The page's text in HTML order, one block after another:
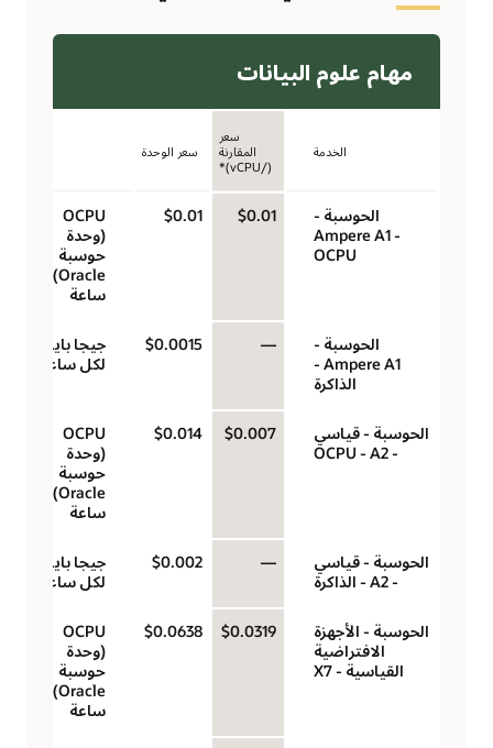
مهام علوم البيانات
الخدمة
سعر
المقارنة
(/vCPU)*
سعر الوحدة
الحوسبة -
Ampere A1 -
OCPU
$0.01
$0.01
‏‫OCPU
(وحدة
حوسبة
ساعة
الحوسبة -
Ampere A1 -
الذاكرة
—
$0.0015
جيجا بايت
لكل ساعة
الحوسبة - قياسي
- A2‏ - OCPU
$0.007
$0.014
‏‫OCPU
(وحدة
حوسبة
ساعة
الحوسبة - قياسي
- A2 - الذاكرة
—
$0.002
جيجا بايت
لكل ساعة
الحوسبة - الأجهزة
الافتراضية
القياسية - X7
$0.0319
$0.0638
‏‫OCPU
(وحدة
حوسبة
ساعة